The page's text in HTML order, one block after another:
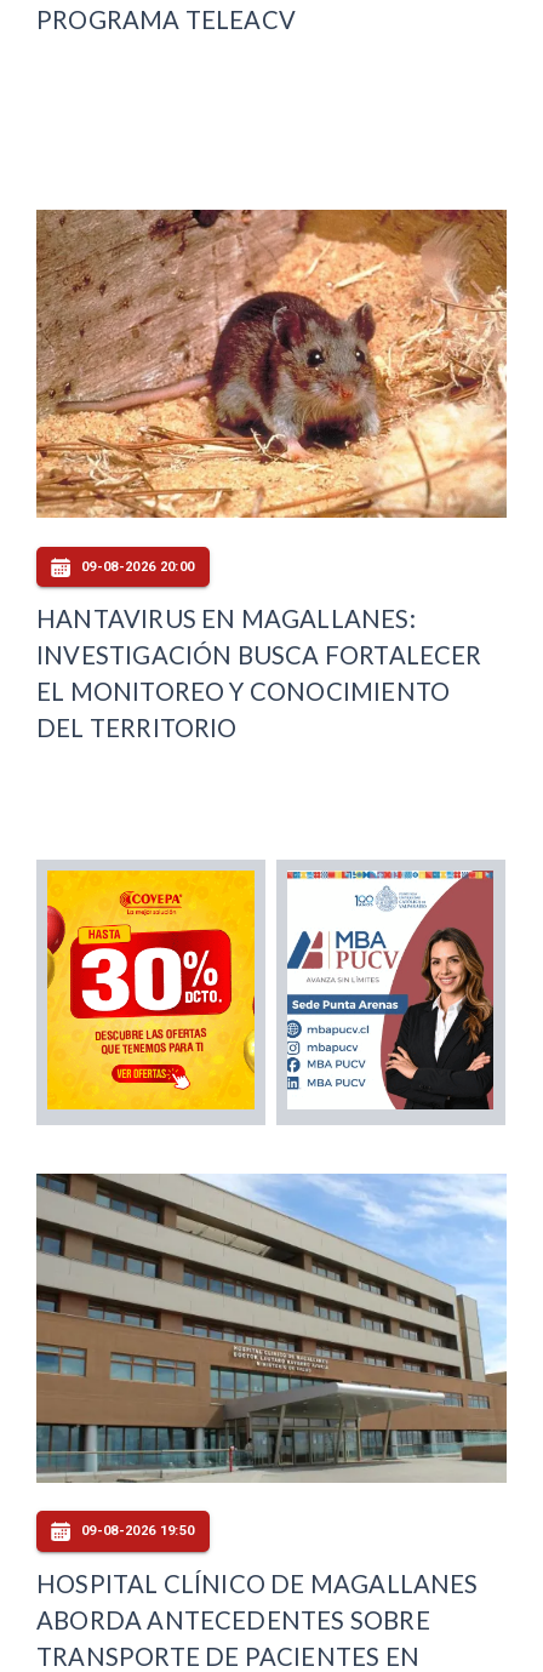
PROGRAMA TELEACV
09-08-2026 20:00
HANTAVIRUS EN MAGALLANES:
INVESTIGACIÓN BUSCA FORTALECER
EL MONITOREO Y CONOCIMIENTO
DEL TERRITORIO
09-08-2026 19:50
HOSPITAL CLÍNICO DE MAGALLANES
ABORDA ANTECEDENTES SOBRE
TRANSPORTE DE PACIENTES EN